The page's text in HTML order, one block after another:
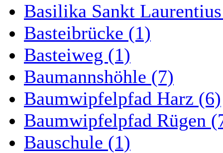
Basilika Sankt
Basteibrücke (1)
Basteiweg (1)
Baumannshöhle (7)
Baumwipfelpfad Harz (6)
Baumwipfelpfad Rügen
Bauschule (1)